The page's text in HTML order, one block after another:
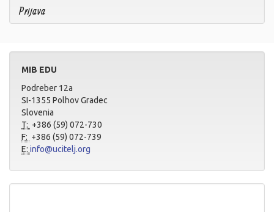
Prijava
MIB EDU
Podreber 12a
SI-1355 Polhov Gradec
Slovenia
T: +386 (59) 072-730
F: +386 (59) 072-739
E: info@ucitelj.org